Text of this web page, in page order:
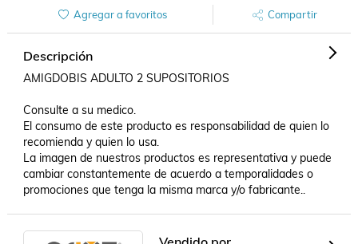
Agregar a favoritos Compartir
Descripción
AMIGDOBIS ADULTO 2 SUPOSITORIOS
Consulte a su medico.
El consumo de este producto es responsabilidad de quien lo
recomienda y quien lo usa.
La imagen de nuestros productos es representativa y puede
cambiar constantemente de acuerdo a temporalidades o
promociones que tenga la misma marca y/o fabricante..